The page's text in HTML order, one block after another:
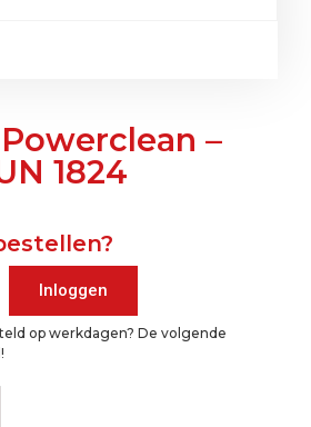
–
1824
Inloggen
op werkdagen? De volgende